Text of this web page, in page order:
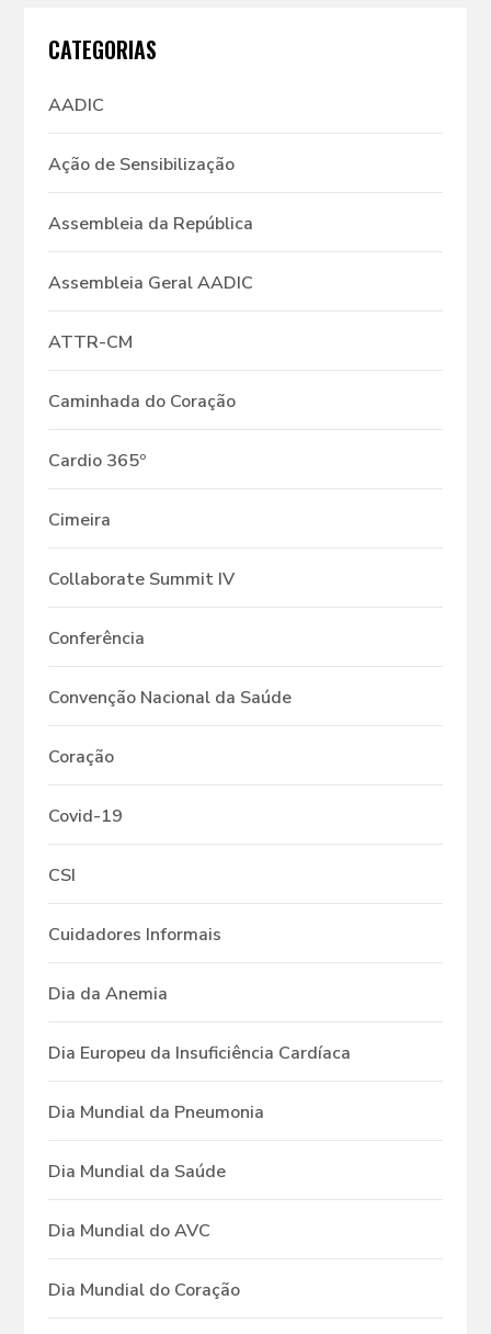
CATEGORIAS
AADIC
Ação de Sensibilização
Assembleia da República
Assembleia Geral AADIC
ATTR-CM
Caminhada do Coração
Cardio 365º
Cimeira
Collaborate Summit IV
Conferência
Convenção Nacional da Saúde
Coração
Covid-19
CSI
Cuidadores Informais
Dia da Anemia
Dia Europeu da Insuficiência Cardíaca
Dia Mundial da Pneumonia
Dia Mundial da Saúde
Dia Mundial do AVC
Dia Mundial do Coração